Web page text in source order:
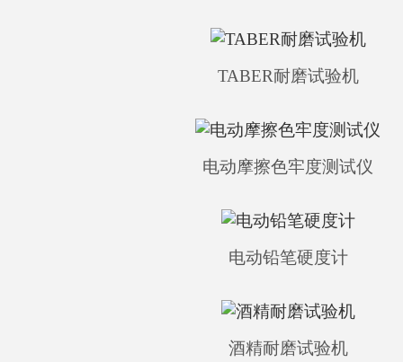
TABER耐磨试验机
电动摩擦色牢度测试仪
电动铅笔硬度计
酒精耐磨试验机